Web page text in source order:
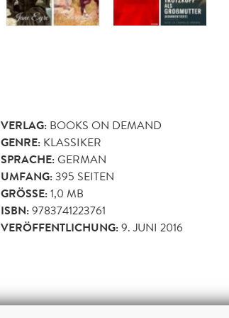
VERLAG: BOOKS ON DEMAND
GENRE: KLASSIKER
SPRACHE:GERMAN
UMFANG:395 SEITEN
GRÖSSE: 1,0 MB
ISBN:9783741223761
VERÖFFENTLICHUNG:9. JUNI 2016